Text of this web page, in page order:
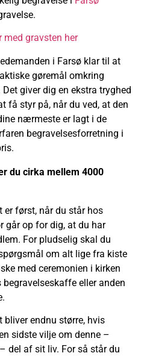
med gravsten her
i Farsø klar til at
gøremål omkring
giver dig en ekstra tryghed
få styr på, når du ved, at den
nærmeste er lagt i de
begravelsesforretning i
du cirka mellem 4000
er først, når du står hos
går op for dig, at du har
For pludselig skal du
om alt lige fra kiste
med ceremonien i kirken
eller anden
bliver endnu større, hvis
sidste vilje om denne –
del af sit liv. For så står du